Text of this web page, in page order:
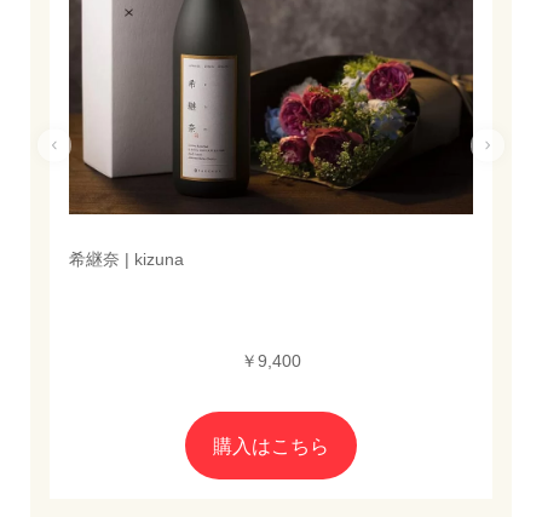
希継奈 | kizuna
￥9,400
購入はこちら